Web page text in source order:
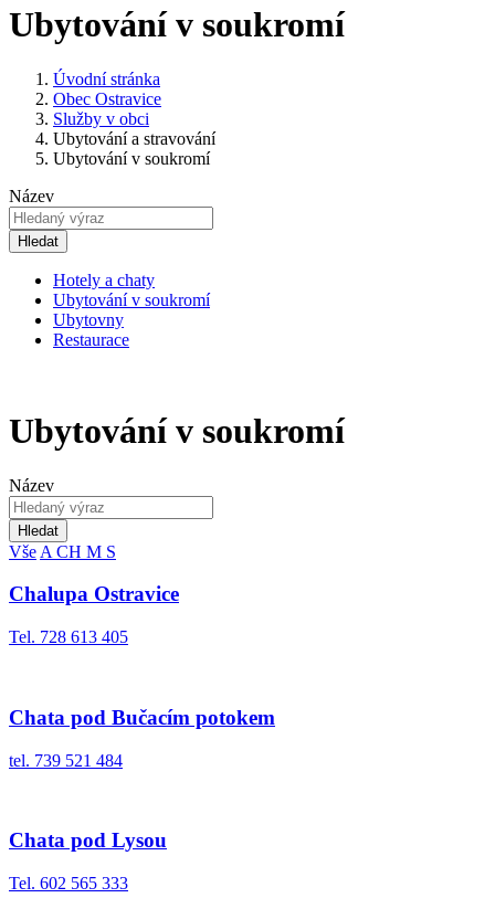
Ubytování v soukromí
Úvodní stránka
Obec Ostravice
Služby v obci
Ubytování a stravování
Ubytování v soukromí
Název
Hledat
Hotely a chaty
Ubytování v soukromí
Ubytovny
Restaurace
Ubytování v soukromí
Název
Hledat
Vše A CH M S
Chalupa Ostravice
Tel. 728 613 405
Chata pod Bučacím potokem
tel. 739 521 484
Chata pod Lysou
Tel. 602 565 333